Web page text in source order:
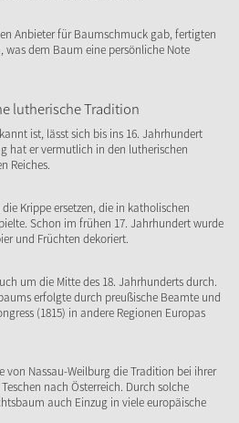
Anbieter für Baumschmuck gab, fertigten
was dem Baum eine persönliche Note
lutherische Tradition
ist, lässt sich bis ins 16. Jahrhundert
hat er vermutlich in den lutherischen
Reiches.
Krippe ersetzen, die in katholischen
Schon im frühen 17. Jahrhundert wurde
und Früchten dekoriert.
um die Mitte des 18. Jahrhunderts durch.
erfolgte durch preußische Beamte und
(1815) in andere Regionen Europas
von Nassau-Weilburg die Tradition bei ihrer
nach Österreich. Durch solche
auch Einzug in viele europäische